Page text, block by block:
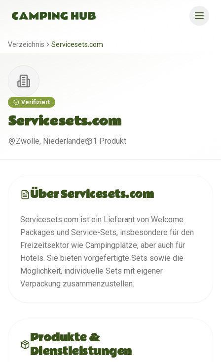
Verzeichnis Servicesets.com
Verifiziert
Servicesets.com
Zwolle, Niederlande 1 Produkt
ÜberServicesets.com
Servicesets.com ist ein Lieferant von Welcome
Packages und Service-Sets, insbesondere für den
Freizeitsektor wie Campingplätze, aber auch für
Hotels. Sie bieten vorgefertigte Sets sowie die
Möglichkeit, individuelle Sets mit eigener
Verpackung zusammenzustellen.
Produkte &
Dienstleistungen